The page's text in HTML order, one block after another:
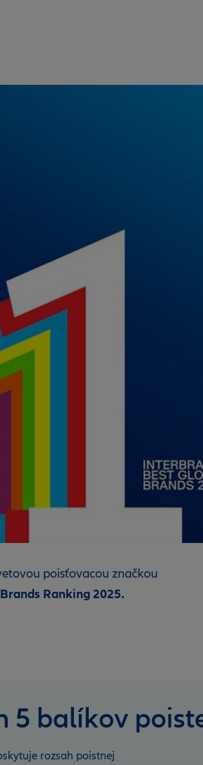
poisťovacou značkou
Ranking 2025.
5 balíkov
rozsah poistnej